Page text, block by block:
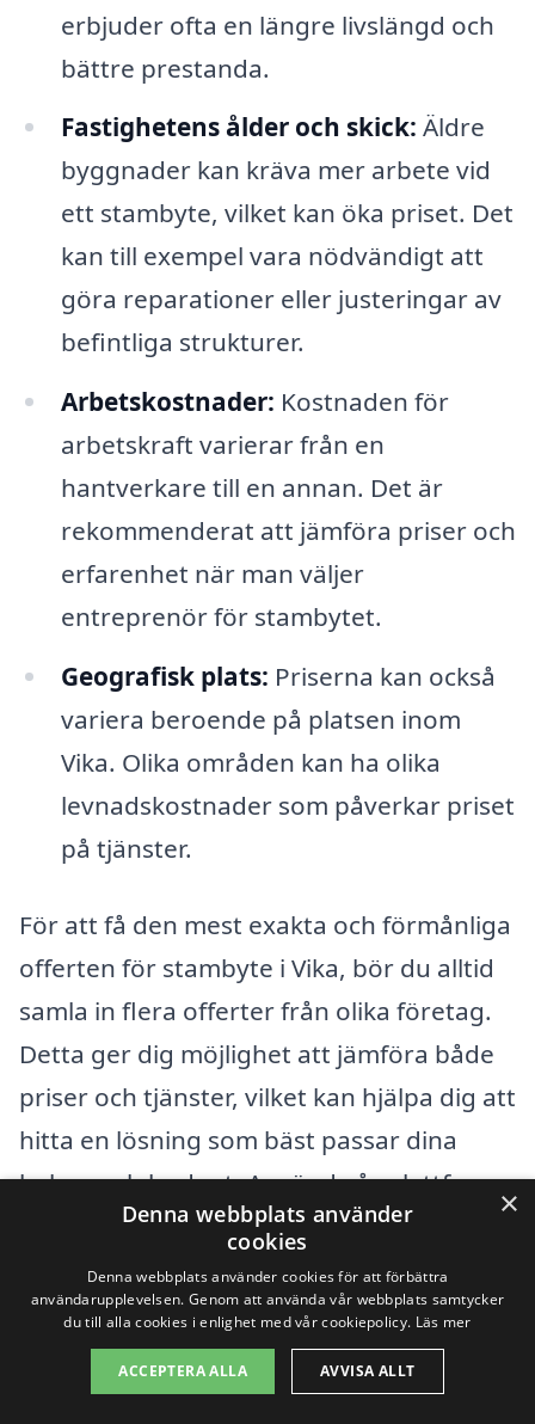
erbjuder ofta en längre livslängd och
bättre prestanda.
Fastighetens ålder och skick: Äldre
byggnader kan kräva mer arbete vid
ett stambyte, vilket kan öka priset. Det
kan till exempel vara nödvändigt att
göra reparationer eller justeringar av
befintliga strukturer.
Arbetskostnader: Kostnaden för
arbetskraft varierar från en
hantverkare till en annan. Det är
rekommenderat att jämföra priser och
erfarenhet när man väljer
entreprenör för stambytet.
Geografisk plats: Priserna kan också
variera beroende på platsen inom
Vika. Olika områden kan ha olika
levnadskostnader som påverkar priset
på tjänster.
För att få den mest exakta och förmånliga
offerten för stambyte i Vika, bör du alltid
samla in flera offerter från olika företag.
Detta ger dig möjlighet att jämföra både
priser och tjänster, vilket kan hjälpa dig att
hitta en lösning som bäst passar dina
behov och budget. Använd vår plattform
för att enkelt få kontakt med lokala
specialister inom stambyte och inled ditt
projekt med förtroende.
Få 3 erbjudanden, gratis och utan
×
Denna webbplats använder
cookies
Denna webbplats använder cookies för att förbättra
användarupplevelsen. Genom att använda vår webbplats samtycker
du till alla cookies i enlighet med vår cookiepolicy. Läs mer
ACCEPTERA ALLA AVVISA ALLT